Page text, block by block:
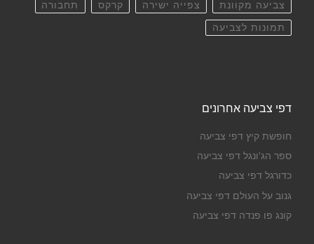
צביעה מקוונת צפייה ישירה קרקס תחבורה
תמונות לצביעה
דפי צביעה אחרונים
חופשת קיץ דפי צביעה
ספר הג'ונגל דפי צביעה
כדורגל דפי צביעה
גנוב על העולם דפי צביעה
קונג פו פנדה דפי צביעה